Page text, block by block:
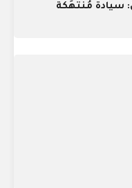
سيادة مُنتهَكة